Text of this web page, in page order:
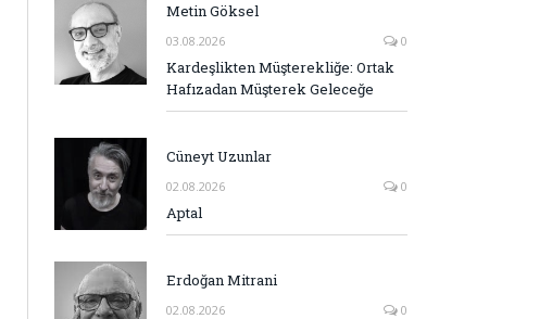
Metin Göksel
03.08.2026 0
Kardeşlikten Müşterekliğe: Ortak
Hafızadan Müşterek Geleceğe
Cüneyt Uzunlar
02.08.2026 0
Aptal
Erdoğan Mitrani
02.08.2026 0